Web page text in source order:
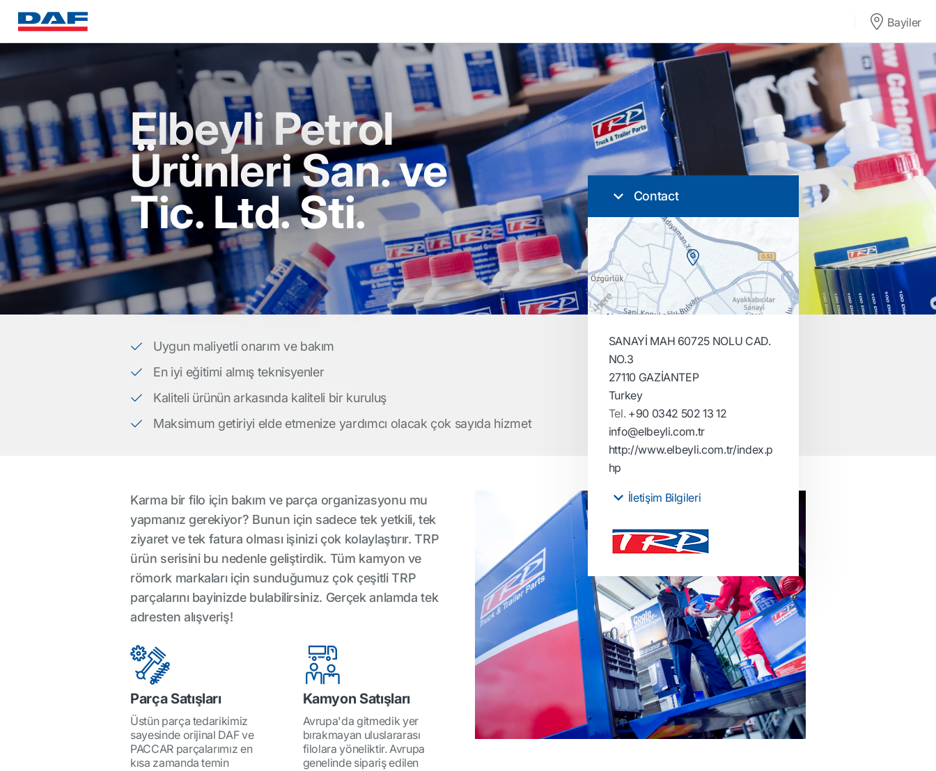
Bayiler
Elbeyli Petrol
Ürünleri San. ve
Tic. Ltd. Sti. Contact
SANAYİ MAH 60725 NOLU CAD.
NO.3
27110 GAZİANTEP
Turkey
Tel. +90 0342 502 13 12
info@elbeyli.com.tr
http://www.elbeyli.com.tr/index.p
hp
İletişim Bilgileri
Uygun maliyetli onarım ve bakım
En iyi eğitimi almış teknisyenler
Kaliteli ürünün arkasında kaliteli bir kuruluş
Maksimum getiriyi elde etmenize yardımcı olacak çok sayıda hizmet
Karma bir filo için bakım ve parça organizasyonu mu
yapmanız gerekiyor? Bunun için sadece tek yetkili, tek
ziyaret ve tek fatura olması işinizi çok kolaylaştırır. TRP
ürün serisini bu nedenle geliştirdik. Tüm kamyon ve
römork markaları için sunduğumuz çok çeşitli TRP
parçalarını bayinizde bulabilirsiniz. Gerçek anlamda tek
adresten alışveriş!
Parça Satışları
Üstün parça tedarikimiz
sayesinde orijinal DAF ve
PACCAR parçalarımız en
kısa zamanda temin
Kamyon Satışları
Avrupa'da gitmedik yer
bırakmayan uluslararası
filolara yöneliktir. Avrupa
genelinde sipariş edilen